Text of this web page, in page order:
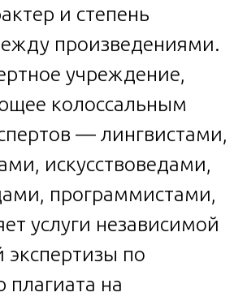
и степень
произведениями.
учреждение,
колоссальным
— лингвистами,
искусствоведами,
программистами,
услуги независимой
экспертизы по
на